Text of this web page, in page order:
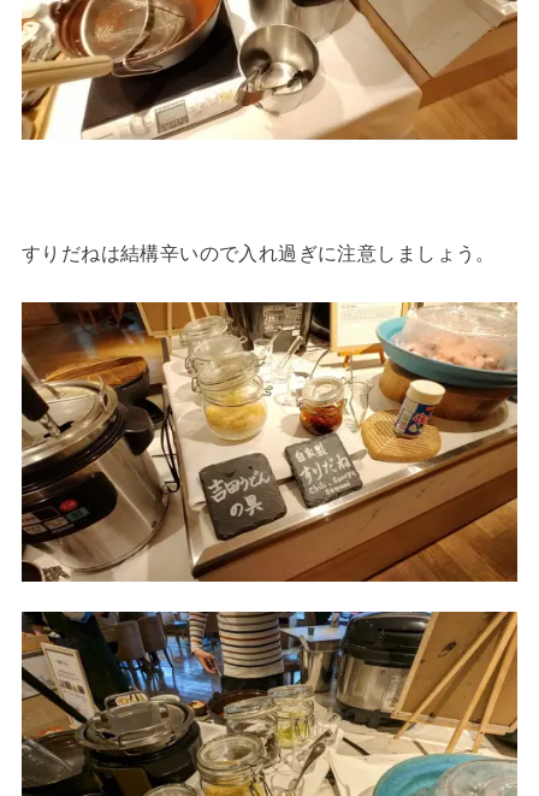
すりだねは結構辛いので入れ過ぎに注意しましょう。